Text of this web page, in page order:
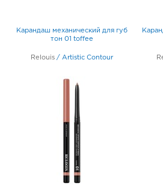
График работы: 9:00 - 21:00
305023, Курская обл, г
Курск Европа-55: руб.
305004, Курская обл, г
График работы:
Карандаш механический для губ
тон 01 toffee
Relouis / Artistic Contour